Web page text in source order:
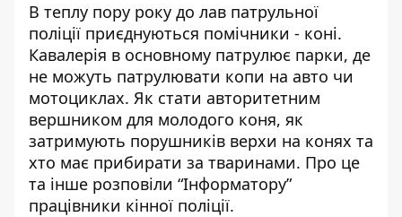
В теплу пору року до лав патрульної
поліції приєднуються помічники - коні.
Кавалерія в основному патрулює парки, де
не можуть патрулювати копи на авто чи
мотоциклах. Як стати авторитетним
вершником для молодого коня, як
затримують порушників верхи на конях та
хто має прибирати за тваринами. Про це
та інше розповіли “Інформатору”
працівники кінної поліції.